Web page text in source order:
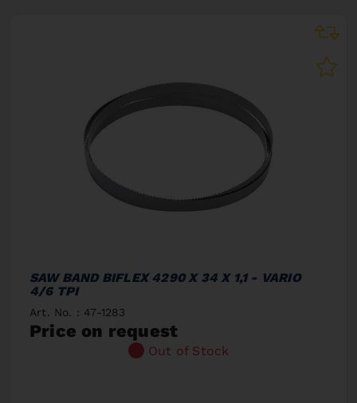
SAW BAND BIFLEX 4290 X 34 X 1,1 - VARIO
4/6 TPI
Art. No. : 47-1283
Price on request
Out of Stock